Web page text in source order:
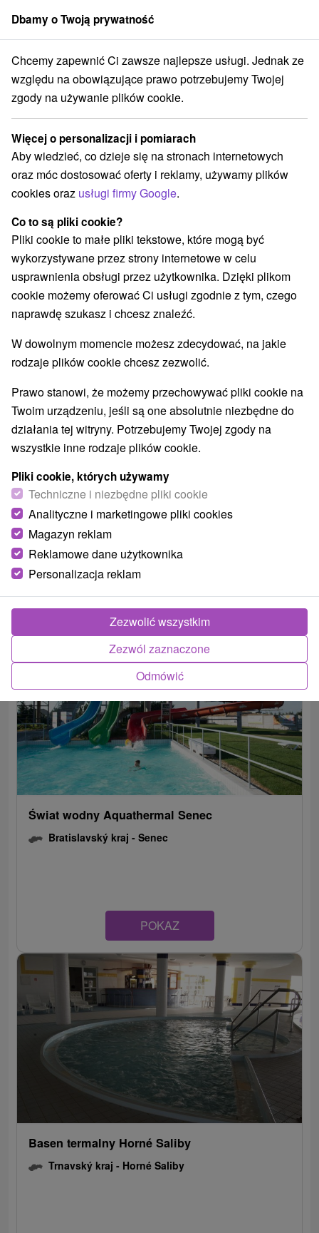
członek grupySorger
Atrakcje na Słowacji Aquaparki, baseny południowa Słowacja
Aquaparki, baseny południowa
Słowacja
Kategorie
Wszystkie kategorie
Rafting, rafting, rafting
Wieże obserwacyjne i chodniki
Zamki, pałace, ruiny(11) Sporty(5) Jazda konna
Skanseny(3) Teatry(7) Zamki(2)
Miejsca sakralne(6) Areny laserowe i paintball (2)
Obiekty architektoniczne(9)
Parki miejskie i zamkowe(5) Źródła
Túry a turistické chodníky(3) Escaperoom(7)
Jaskinie(1) Tory bobslejowe(1) Kolejki linowe
Atrakcje z adrenaliną Atrakcje turystyczne
Muzea i galerie
Ogrody zoologiczne i fermy zwierząt(4)
Ogrody botaniczne(1)
Jeziora, jeziora, zbiorniki wodne
Atrakcje dla dzieci(47) Zabytki techniki
Wodospady(1) Aquaparki, baseny(19)
Planetarium i obserwatorium(1)
Ośrodki i miasteczka dziecięce
Wsie i miasta
Senec(1) Sládkovičovo(1) Pokaż wszystko
Świat wodny Aquathermal Senec
Bratislavský kraj -Senec
POKAZ
Basen termalny Horné Saliby
Trnavský kraj - Horné Saliby
Dbamy o Twoją prywatność
Chcemy zapewnić Ci zawsze najlepsze usługi. Jednak ze
względu na obowiązujące prawo potrzebujemy Twojej
zgody na używanie plików cookie.
Więcej o personalizacji i pomiarach
Aby wiedzieć, co dzieje się na stronach internetowych
oraz móc dostosować oferty i reklamy, używamy plików
cookies oraz usługi firmy Google.
Co to są pliki cookie?
Pliki cookie to małe pliki tekstowe, które mogą być
wykorzystywane przez strony internetowe w celu
usprawnienia obsługi przez użytkownika. Dzięki plikom
cookie możemy oferować Ci usługi zgodnie z tym, czego
naprawdę szukasz i chcesz znaleźć.
W dowolnym momencie możesz zdecydować, na jakie
rodzaje plików cookie chcesz zezwolić.
Prawo stanowi, że możemy przechowywać pliki cookie na
Twoim urządzeniu, jeśli są one absolutnie niezbędne do
działania tej witryny. Potrzebujemy Twojej zgody na
wszystkie inne rodzaje plików cookie.
Pliki cookie, których używamy
Techniczne i niezbędne pliki cookie
Analityczne i marketingowe pliki cookies
Magazyn reklam
Reklamowe dane użytkownika
Personalizacja reklam
Odmówić
Zezwól zaznaczone
Zezwolić wszystkim